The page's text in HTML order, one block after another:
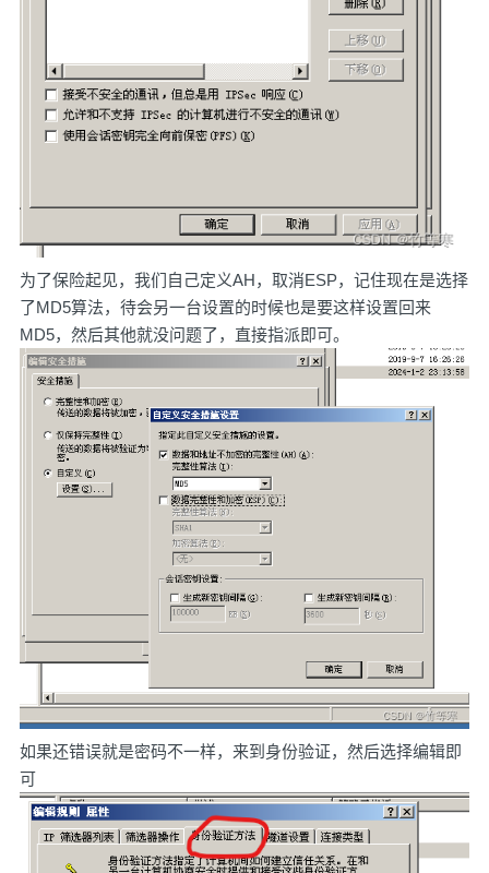
为了保险起见，我们自己定义AH，取消ESP，记住现在是选择
了MD5算法，待会另一台设置的时候也是要这样设置回来
MD5，然后其他就没问题了，直接指派即可。
如果还错误就是密码不一样，来到身份验证，然后选择编辑即
可